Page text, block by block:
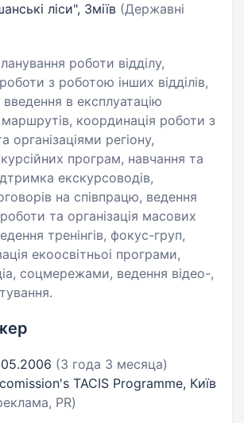
ліси", Зміїв (Державні
роботи відділу,
з роботою інших відділів,
в експлуатацію
координація роботи з
організаціями регіону,
програм, навчання та
екскурсоводів,
на співпрацю, ведення
та організація масових
тренінгів, фокус-груп,
екоосвітньоі програми,
соцмережами, ведення відео-,
(3 года 3 месяца)
TACIS Programme, Київ
PR)